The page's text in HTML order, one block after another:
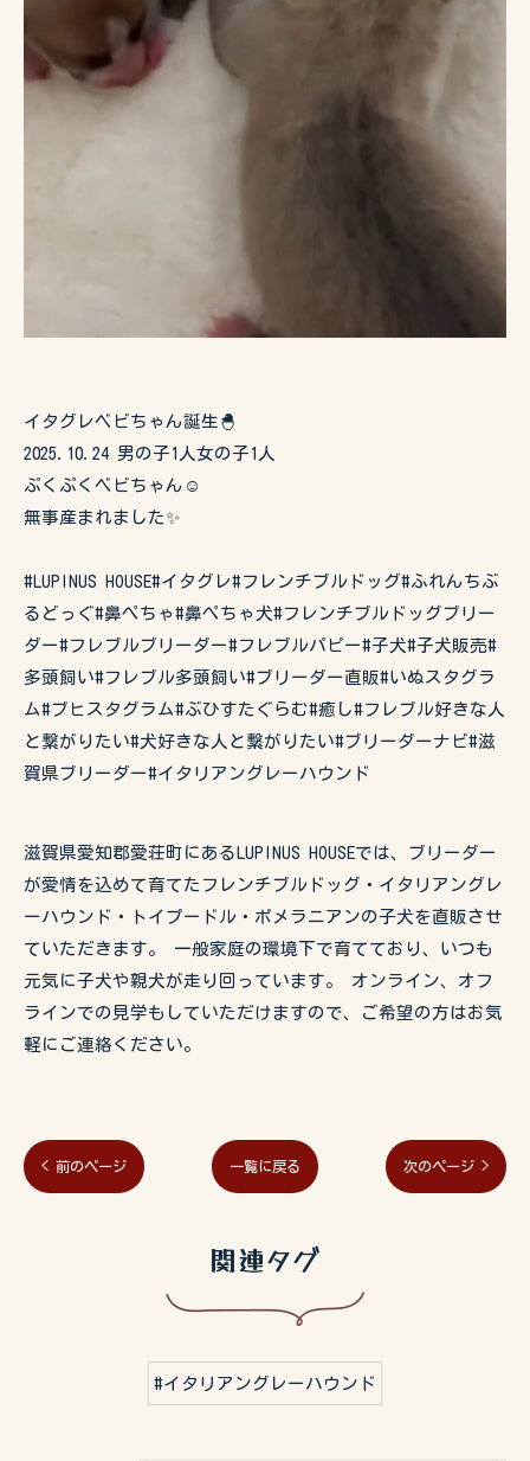
イタグレベビちゃん誕生🐣
2025.10.24 男の子1人女の子1人
ぷくぷくベビちゃん☺️
無事産まれました✨
#LUPINUS HOUSE#イタグレ#フレンチブルドッグ#ふれんちぶ
るどっぐ#鼻ぺちゃ#鼻ぺちゃ犬#フレンチブルドッグブリー
ダー#フレブルブリーダー#フレブルパピー#子犬#子犬販売#
多頭飼い#フレブル多頭飼い#ブリーダー直販#いぬスタグラ
ム#ブヒスタグラム#ぶひすたぐらむ#癒し#フレブル好きな人
と繋がりたい#犬好きな人と繋がりたい#ブリーダーナビ#滋
賀県ブリーダー#イタリアングレーハウンド
滋賀県愛知郡愛荘町にあるLUPINUS HOUSEでは、ブリーダー
が愛情を込めて育てたフレンチブルドッグ・イタリアングレ
ーハウンド・トイプードル・ポメラニアンの子犬を直販させ
ていただきます。 一般家庭の環境下で育てており、いつも
元気に子犬や親犬が走り回っています。 オンライン、オフ
ラインでの見学もしていただけますので、ご希望の方はお気
軽にご連絡ください。
< 前のページ 一覧に戻る 次のページ >
関連タグ
#イタリアングレーハウンド